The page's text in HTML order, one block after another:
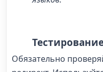
Обязательно